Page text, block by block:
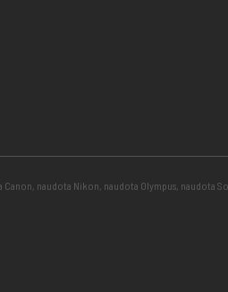
naudota Nikon, naudota Olympus, naudota